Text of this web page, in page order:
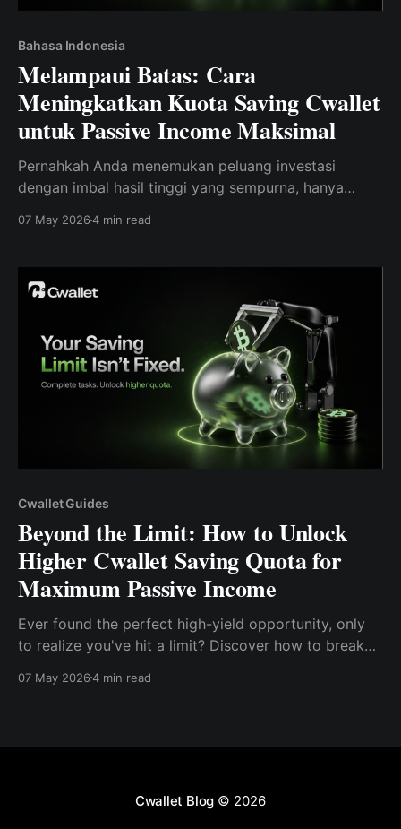
Bahasa Indonesia
Melampaui Batas: Cara
Meningkatkan Kuota Saving Cwallet
untuk Passive Income Maksimal
Pernahkah Anda menemukan peluang investasi
dengan imbal hasil tinggi yang sempurna, hanya
batasnya? Temukan cara untuk menembus Batas
07 May 20264 min read
Cwallet Guides
Beyond the Limit: How to Unlock
Higher Cwallet Saving Quota for
Maximum Passive Income
Ever found the perfect high-yield opportunity, only
to realize you've hit a limit? Discover how to break
work harder than ever.
07 May 20264 min read
Cwallet Blog © 2026